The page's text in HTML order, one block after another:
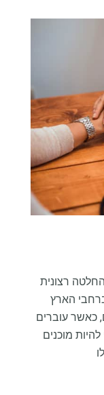
רצונית
הארץ
כאשר עוברים
מוכנים